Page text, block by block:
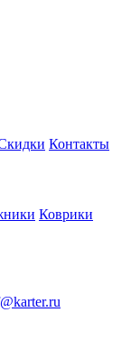
Контакты
Коврики